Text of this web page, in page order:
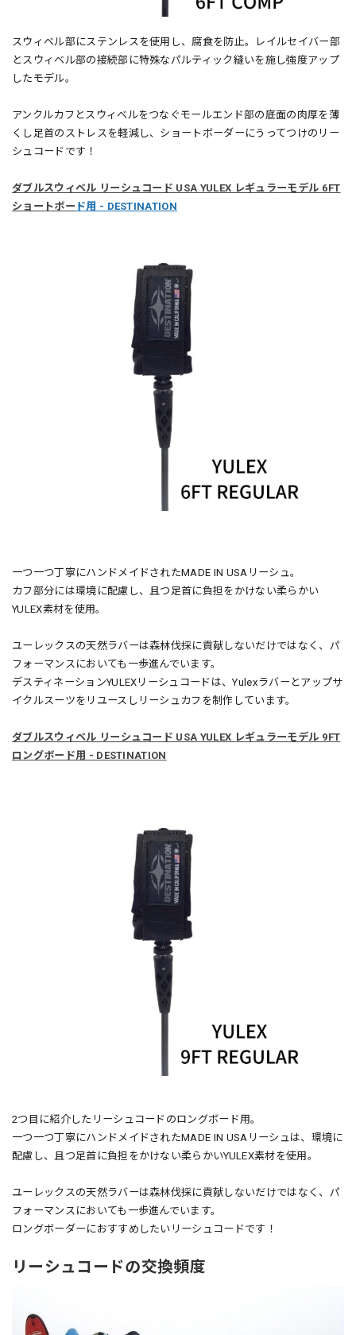
スウィベル部にステンレスを使用し、腐食を防止。レイルセイバー部
とスウィベル部の接続部に特殊なパルティック縫いを施し強度アップ
したモデル。
アンクルカフとスウィベルをつなぐモールエンド部の底面の肉厚を薄
くし足首のストレスを軽減し、ショートボーダーにうってつけのリー
シュコードです！
ダブルスウィベル リーシュコード USA YULEX レギュラーモデル 6FT
ショートボー ド用 - DESTINATION
一つ一つ丁寧にハンドメイドされたMADE IN USAリーシュ。
カフ部分には環境に配慮し、且つ足首に負担をかけない柔らかい
YULEX素材を使用。
ユーレックスの天然ラバーは森林伐採に貢献しないだけではなく、パ
フォーマンスにおいても一歩進んでいます。
デスティネーションYULEXリーシュコードは、Yulexラバーとアップサ
イクルスーツをリユースしリーシュカフを制作しています。
ダブルスウィベル リーシュコード USA YULEX レギュラーモデル 9FT
ロングボード用 - DESTINATION
2つ目に紹介したリーシュコードのロングボード用。
一つ一つ丁寧にハンドメイドされたMADE IN USAリーシュは、環境に
配慮し、且つ足首に負担をかけない柔らかいYULEX素材を使用。
ユーレックスの天然ラバーは森林伐採に貢献しないだけではなく、パ
フォーマンスにおいても一歩進んでいます。
ロングボーダーにおすすめしたいリーシュコードです！
リーシュコードの交換頻度